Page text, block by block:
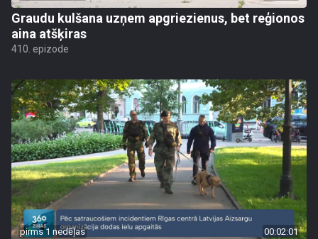
Graudu kulšana uzņem apgriezienus, bet reģionos
aina atšķiras
410. epizode
pirms 1 nedēļas 00:02:01